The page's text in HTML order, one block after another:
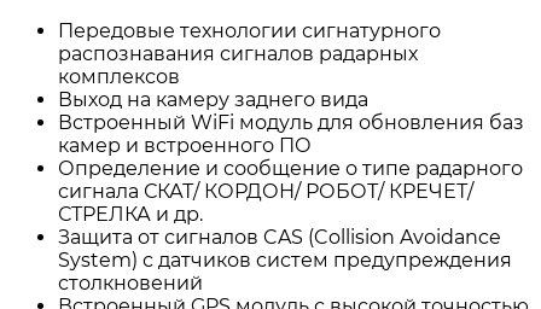
Передовые технологии сигнатурного
распознавания сигналов радарных
комплексов
Выход на камеру заднего вида
Встроенный WiFi модуль для обновления баз
камер и встроенного ПО
Определение и сообщение о типе радарного
сигнала СКАТ/ КОРДОН/ РОБОТ/ КРЕЧЕТ/
СТРЕЛКА и др.
Защита от сигналов CAS (Collision Avoidance
System) с датчиков систем предупреждения
столкновений